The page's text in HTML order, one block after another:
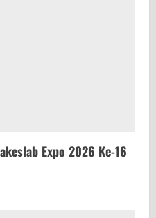
Expo 2026 Ke-16